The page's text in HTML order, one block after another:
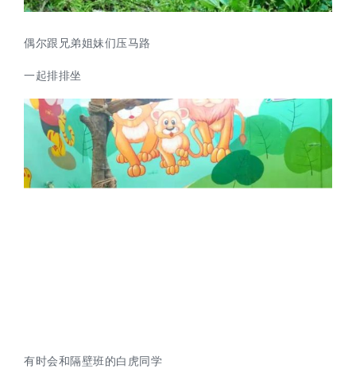
偶尔跟兄弟姐妹们压马路
一起排排坐
有时会和隔壁班的白虎同学